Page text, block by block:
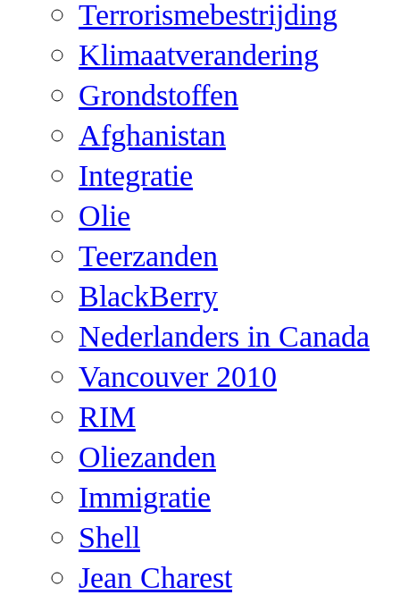
Terrorismebestrijding
Klimaatverandering
Grondstoffen
Afghanistan
Integratie
Olie
Teerzanden
BlackBerry
Nederlanders in Canada
Vancouver 2010
RIM
Oliezanden
Immigratie
Shell
Jean Charest